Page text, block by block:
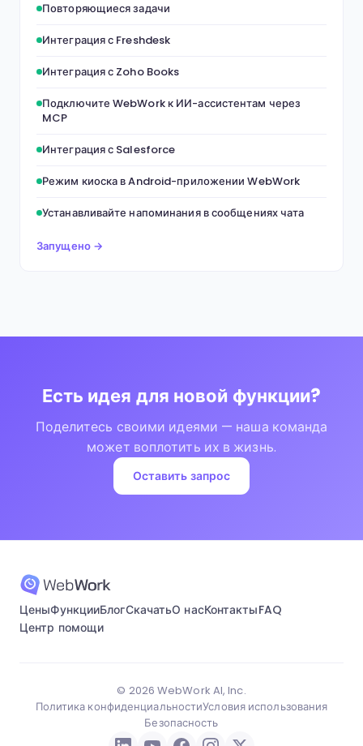
Повторяющиеся задачи
Интеграция с Freshdesk
Интеграция с Zoho Books
Подключите WebWork к ИИ-ассистентам через
MCP
Интеграция с Salesforce
Режим киоска в Android-приложении WebWork
Устанавливайте напоминания в сообщениях чата
Запущено →
Есть идея для новой функции?
Поделитесь своими идеями — наша команда
может воплотить их в жизнь.
Оставить запрос
ЦеныФункцииБлогСкачатьО насКонтактыFAQ
Центр помощи
© 2026 WebWork AI, Inc.
Политика конфиденциальностиУсловия использования
Безопасность